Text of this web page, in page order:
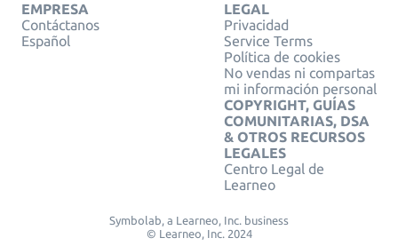
EMPRESA
Contáctanos
Español
LEGAL
Privacidad
Service Terms
Política de cookies
No vendas ni compartas
mi información personal
COPYRIGHT, GUÍAS
COMUNITARIAS, DSA
& OTROS RECURSOS
LEGALES
Centro Legal de
Learneo
Symbolab, a Learneo, Inc. business
© Learneo, Inc. 2024